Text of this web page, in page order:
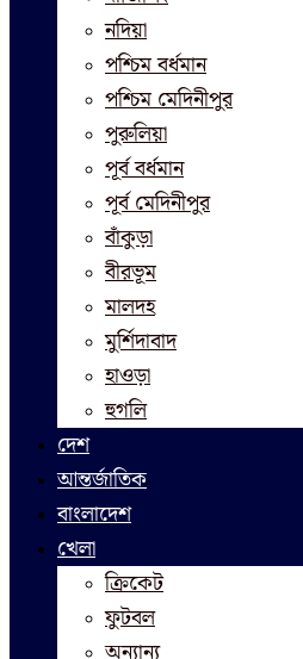
নদিয়া
পশ্চিম বর্ধমান
পশ্চিম মেদিনীপুর
পুরুলিয়া
পূর্ব বর্ধমান
পূর্ব মেদিনীপুর
বাঁকুড়া
বীরভূম
মালদহ
মুর্শিদাবাদ
হাওড়া
হুগলি
দেশ
আন্তর্জাতিক
বাংলাদেশ
খেলা
ক্রিকেট
ফুটবল